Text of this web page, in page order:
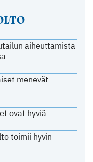
aiheuttamista
menevät
ovat hyviä
toimii hyvin